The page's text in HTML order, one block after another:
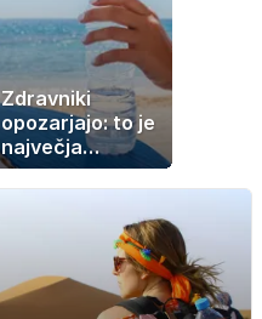
Zdravniki
opozarjajo: to je
največja
napaka, ki jo
ljudje delajo med